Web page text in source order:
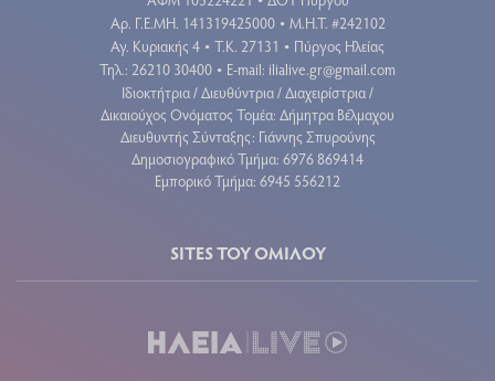
Aρ. Γ.Ε.ΜΗ. 141319425000 • Μ.Η.Τ. #242102
Αγ. Κυριακής 4 • Τ.Κ. 27131 • Πύργος Ηλείας
Τηλ.: 26210 30400 • E-mail: ilialive.gr@gmail.com
Ιδιοκτήτρια / Διευθύντρια / Διαχειρίστρια /
Δικαιούχος Ονόματος Τομέα: Δήμητρα Βέλμαχου
Διευθυντής Σύνταξης: Γιάννης Σπυρούνης
Δημοσιογραφικό Τμήμα: 6976 869414
Εμπορικό Τμήμα: 6945 556212
SITES ΤΟΥ ΟΜΙΛΟΥ